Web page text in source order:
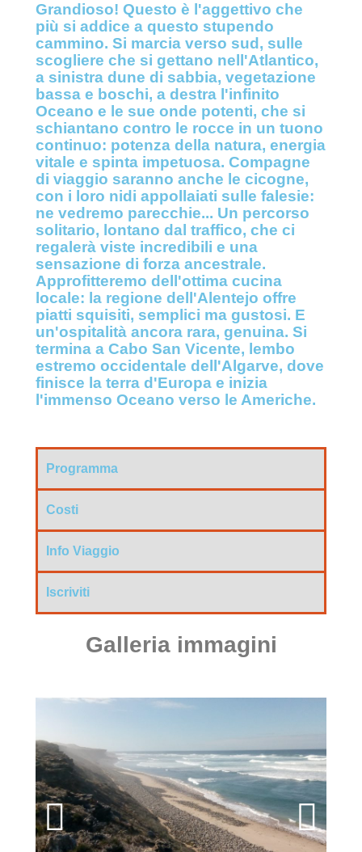
Grandioso! Questo è l'aggettivo che
più si addice a questo stupendo
cammino. Si marcia verso sud, sulle
scogliere che si gettano nell'Atlantico,
a sinistra dune di sabbia, vegetazione
bassa e boschi, a destra l'infinito
Oceano e le sue onde potenti, che si
schiantano contro le rocce in un tuono
continuo: potenza della natura, energia
vitale e spinta impetuosa. Compagne
di viaggio saranno anche le cicogne,
con i loro nidi appollaiati sulle falesie:
ne vedremo parecchie... Un percorso
solitario, lontano dal traffico, che ci
regalerà viste incredibili e una
sensazione di forza ancestrale.
Approfitteremo dell'ottima cucina
locale: la regione dell'Alentejo offre
piatti squisiti, semplici ma gustosi. E
un'ospitalità ancora rara, genuina. Si
termina a Cabo San Vicente, lembo
estremo occidentale dell'Algarve, dove
finisce la terra d'Europa e inizia
l'immenso Oceano verso le Americhe.
Programma
Costi
Info Viaggio
Iscriviti
Galleria immagini